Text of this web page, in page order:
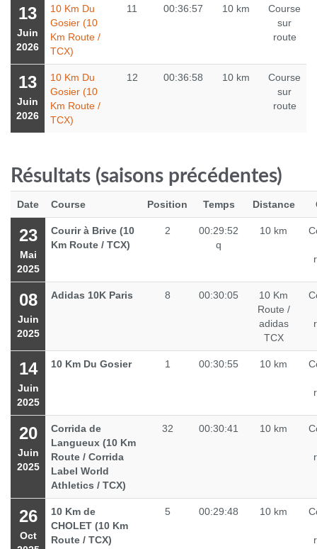
13
Juin
2026
10 Km Du
Gosier (10
Km Route /
TCX)
11 00:36:57 10 km
Course
sur
route
13
Juin
2026
10 Km Du
Gosier (10
Km Route /
TCX)
12 00:36:58 10 km
Course
sur
route
Résultats (saisons précédentes)
Date Course Position Temps Distance
23
Mai
2025
Courir à Brive (10
Km Route / TCX)
2
00:29:52
q
10 km
08
Juin
2025
Adidas 10K Paris 8 00:30:05
10 Km
Route /
adidas
TCX
14
Juin
2025
10 Km Du Gosier 1 00:30:55 10 km
20
Juin
2025
Corrida de
Langueux (10 Km
Route / Corrida
Label World
Athletics / TCX)
32 00:30:41 10 km
26
Oct
10 Km de
CHOLET (10 Km
Route / TCX)
5 00:29:48 10 km